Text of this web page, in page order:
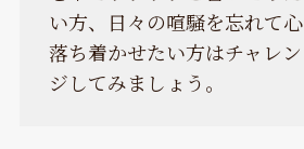
い方、日々の喧騒を忘れて心
落ち着かせたい方はチャレン
ジしてみましょう。